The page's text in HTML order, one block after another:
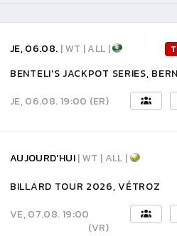
JE, 06.08. | WT | ALL |
BENTELI'S JACKPOT SERIES, BERN
JE, 06.08. 19:00 (ER)
AUJOURD'HUI| WT | ALL |
BILLARD TOUR 2026, VÉTROZ
VE, 07.08. 19:00
(VR)